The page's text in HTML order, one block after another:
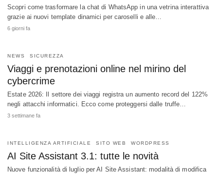
Scopri come trasformare la chat di WhatsApp in una vetrina interattiva
grazie ai nuovi template dinamici per caroselli e alle…
6 giorni fa
NEWS SICUREZZA
Viaggi e prenotazioni online nel mirino del
cybercrime
Estate 2026: Il settore dei viaggi registra un aumento record del 122%
negli attacchi informatici. Ecco come proteggersi dalle truffe…
3 settimane fa
INTELLIGENZA ARTIFICIALE SITO WEB WORDPRESS
AI Site Assistant 3.1: tutte le novità
Nuove funzionalità di luglio per AI Site Assistant: modalità di modifica